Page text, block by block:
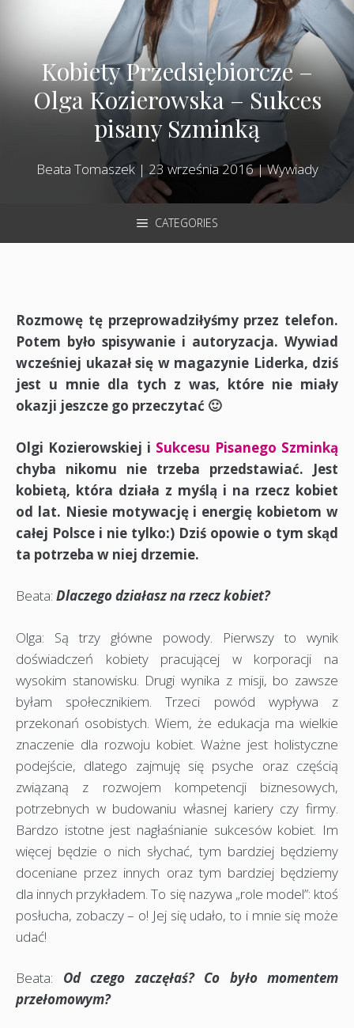
Kobiety Przedsiębiorcze –
Olga Kozierowska – Sukces
pisany Szminką
Beata Tomaszek| 23 września 2016|Wywiady
CATEGORIES
Rozmowę tę przeprowadziłyśmy przez telefon.
Potem było spisywanie i autoryzacja. Wywiad
wcześniej ukazał się w magazynie Liderka, dziś
jest u mnie dla tych z was, które nie miały
okazji jeszcze go przeczytać 🙂
Olgi Kozierowskiej i Sukcesu Pisanego Szminką
chyba nikomu nie trzeba przedstawiać. Jest
kobietą, która działa z myślą i na rzecz kobiet
od lat. Niesie motywację i energię kobietom w
całej Polsce i nie tylko:) Dziś opowie o tym skąd
ta potrzeba w niej drzemie.
Beata: Dlaczego działasz na rzecz kobiet?
Olga: Są trzy główne powody. Pierwszy to wynik
doświadczeń kobiety pracującej w korporacji na
wysokim stanowisku. Drugi wynika z misji, bo zawsze
byłam społecznikiem. Trzeci powód wypływa z
przekonań osobistych. Wiem, że edukacja ma wielkie
znaczenie dla rozwoju kobiet. Ważne jest holistyczne
podejście, dlatego zajmuję się psyche oraz częścią
związaną z rozwojem kompetencji biznesowych,
potrzebnych w budowaniu własnej kariery czy firmy.
Bardzo istotne jest nagłaśnianie sukcesów kobiet. Im
więcej będzie o nich słychać, tym bardziej będziemy
doceniane przez innych oraz tym bardziej będziemy
dla innych przykładem. To się nazywa „role model”: ktoś
posłucha, zobaczy – o! Jej się udało, to i mnie się może
udać!
Beata: Od czego zaczęłaś? Co było momentem
przełomowym?